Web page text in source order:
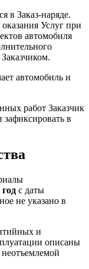
в Заказ-наряде.
Услуг при
автомобиля
автомобиль и
работ Заказчик
в
с даты
не указано в
и
описаны
неотъемлемой